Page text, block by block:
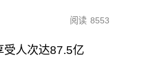
阅读 8553
受人次达87.5亿